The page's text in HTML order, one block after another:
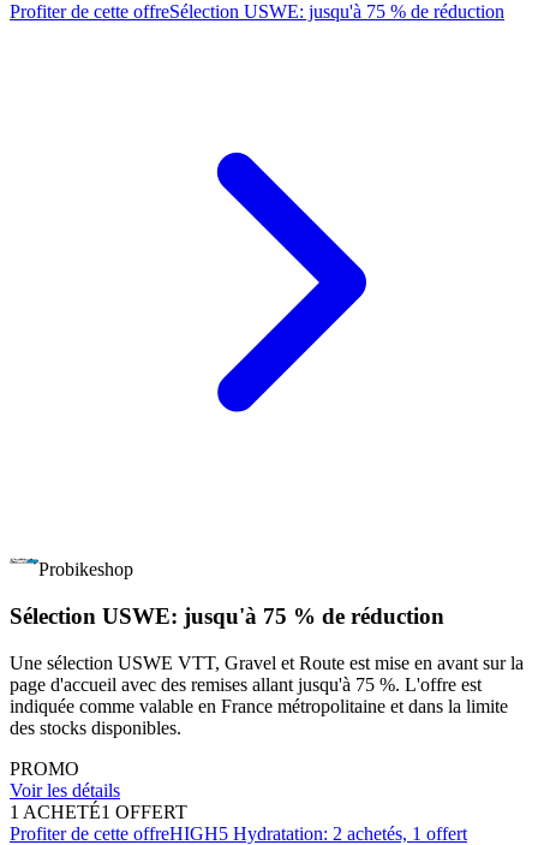
Profiter de cette offreSélection USWE: jusqu'à 75 % de réduction
Probikeshop
Sélection USWE: jusqu'à 75 % de réduction
Une sélection USWE VTT, Gravel et Route est mise en avant sur la
page d'accueil avec des remises allant jusqu'à 75 %. L'offre est
indiquée comme valable en France métropolitaine et dans la limite
des stocks disponibles.
PROMO
Voir les détails
1 ACHETÉ1 OFFERT
Profiter de cette offreHIGH5 Hydratation: 2 achetés, 1 offert